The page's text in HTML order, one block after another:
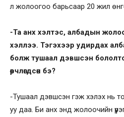
л жолоогоо барьсаар 20 жил
-Та анх хэлтэс, албадын
хэллээ. Тэгэхээр удирдах
болж тушаал дэвшсэн
өөрчлөгдсөн бэ?
-Тушаал дэвшсэн гэж хэлэх нь
уу даа. Би анх энд жолоочийн үүрэг